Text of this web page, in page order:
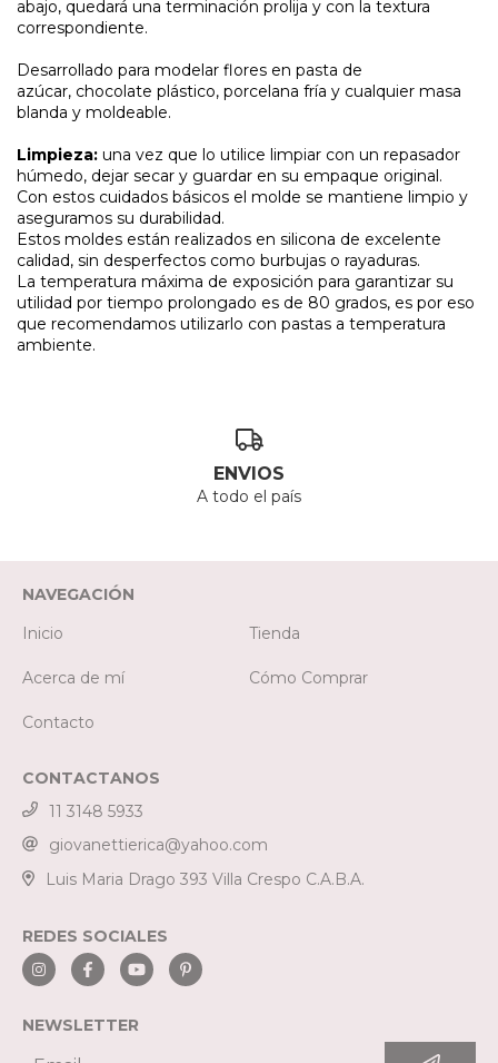
abajo, quedará una terminación prolija y con la textura
correspondiente.
Desarrollado para modelar flores en pasta de
azúcar, chocolate plástico, porcelana fría y cualquier masa
blanda y moldeable.
Limpieza: una vez que lo utilice limpiar con un repasador
húmedo, dejar secar y guardar en su empaque original.
Con estos cuidados básicos el molde se mantiene limpio y
aseguramos su durabilidad.
Estos moldes están realizados en silicona de excelente
calidad, sin desperfectos como burbujas o rayaduras.
La temperatura máxima de exposición para garantizar su
utilidad por tiempo prolongado es de 80 grados, es por eso
que recomendamos utilizarlo con pastas a temperatura
ambiente.
ENVIOS
A todo el país
NAVEGACIÓN
Inicio
Tienda
Acerca de mí Cómo Comprar
Contacto
CONTACTANOS
11 3148 5933
giovanettierica@yahoo.com
Luis Maria Drago 393 Villa Crespo C.A.B.A.
REDES SOCIALES
NEWSLETTER